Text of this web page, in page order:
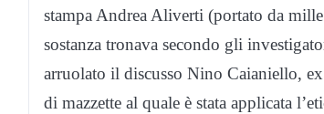
stampa Andrea Aliverti (portato da
sostanza tronava secondo gli
arruolato il discusso Nino Caianiello,
di mazzette al quale è stata applicata